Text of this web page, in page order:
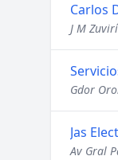
Carlos
J M
Gdor
Jas
Av Gral